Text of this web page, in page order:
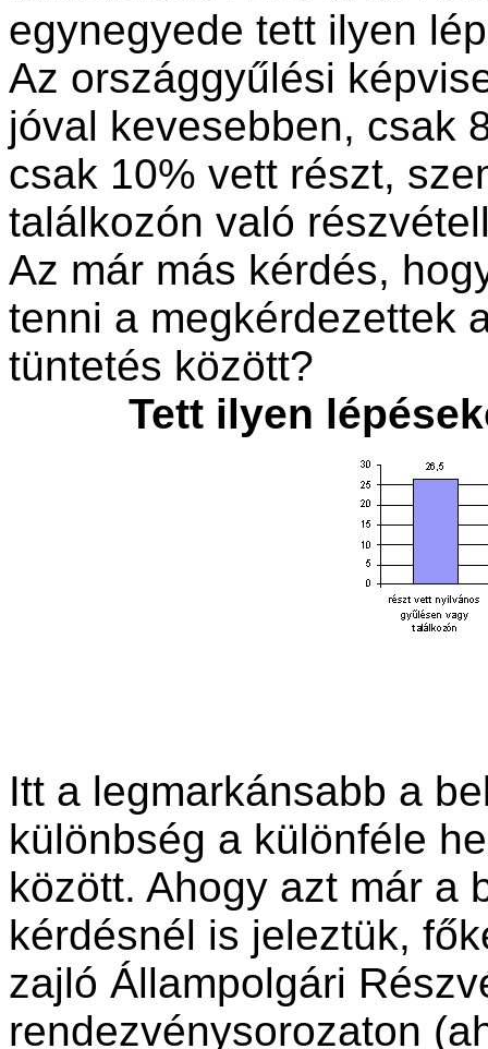
egynegyede tett ilyen
Az országgyűlési
jóval kevesebben, csak
csak 10% vett részt,
találkozón való
Az már más kérdés,
tenni a megkérdezettek
tüntetés között?
Tett ilyen
Itt a legmarkánsabb a
különbség a különféle
között. Ahogy azt már a
kérdésnél is jeleztük,
zajló Állampolgári
rendezvénysorozaton